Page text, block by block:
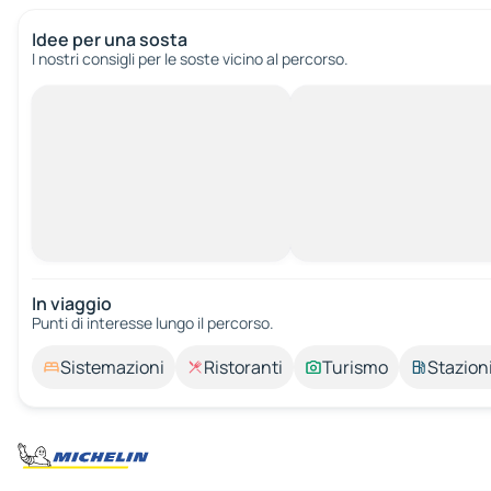
Idee per una sosta
I nostri consigli per le soste vicino al percorso.
In viaggio
Punti di interesse lungo il percorso.
Sistemazioni Ristoranti Turismo